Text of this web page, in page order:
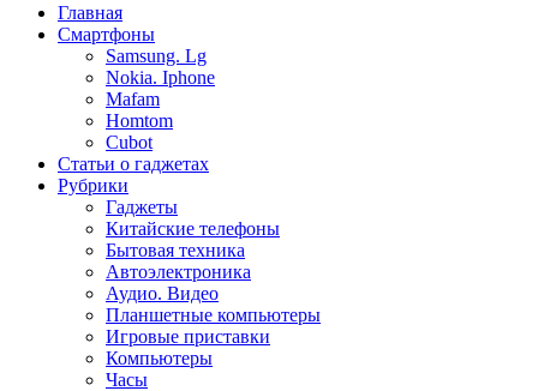
Главная
Смартфоны
Samsung. Lg
Nokia. Iphone
Mafam
Homtom
Cubot
Статьи о гаджетах
Рубрики
Гаджеты
Китайские телефоны
Бытовая техника
Автоэлектроника
Аудио. Видео
Планшетные компьютеры
Игровые приставки
Компьютеры
Часы